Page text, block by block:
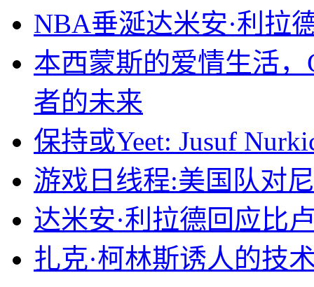
NBA垂涎达米安·利拉
本西蒙斯的爱情生活
者的未来
保持或Yeet: Jusuf
游戏日线程:美国队对
达米安·利拉德回应比
扎克·柯林斯诱人的技